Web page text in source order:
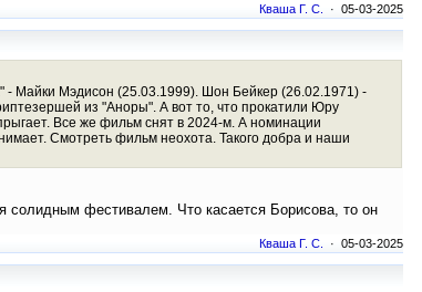
Кваша Г. С. · 05-03-2025
- Майки Мэдисон (25.03.1999). Шон Бейкер (26.02.1971) -
из "Аноры". А вот то, что прокатили Юру
Все же фильм снят в 2024-м. А номинации
Смотреть фильм неохота. Такого добра и наши
солидным фестивалем. Что касается Борисова, то он
Кваша Г. С. · 05-03-2025